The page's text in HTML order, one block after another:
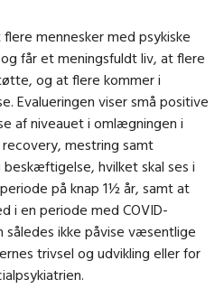
mennesker med psykiske
får et meningsfuldt liv, at flere
og at flere kommer i
Evalueringen viser små positive
af niveauet i omlægningen i
mestring samt
hvilket skal ses i
på knap 1½ år, samt at
i en periode med COVID-
således ikke påvise væsentlige
trivsel og udvikling eller for